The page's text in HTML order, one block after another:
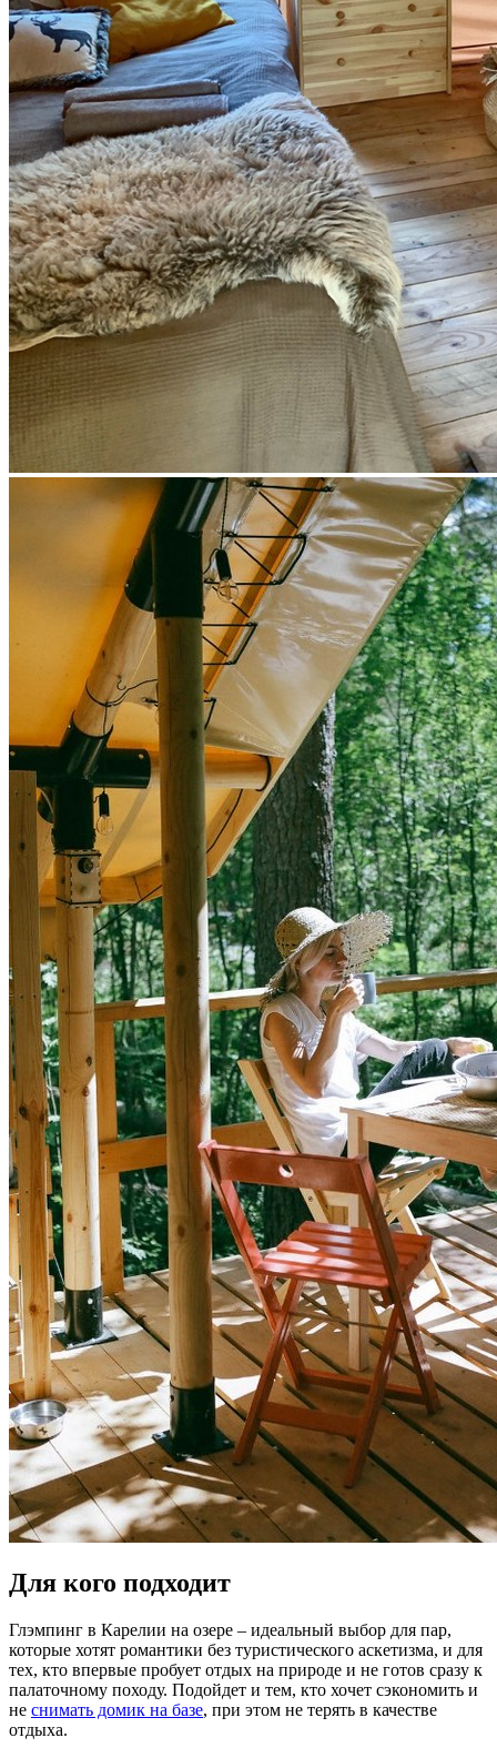
Для кого подходит
Глэмпинг в Карелии на озере – идеальный выбор для пар,
которые хотят романтики без туристического аскетизма, и для
тех, кто впервые пробует отдых на природе и не готов сразу к
палаточному походу. Подойдет и тем, кто хочет сэкономить и
не снимать домик на базе, при этом не терять в качестве
отдыха.